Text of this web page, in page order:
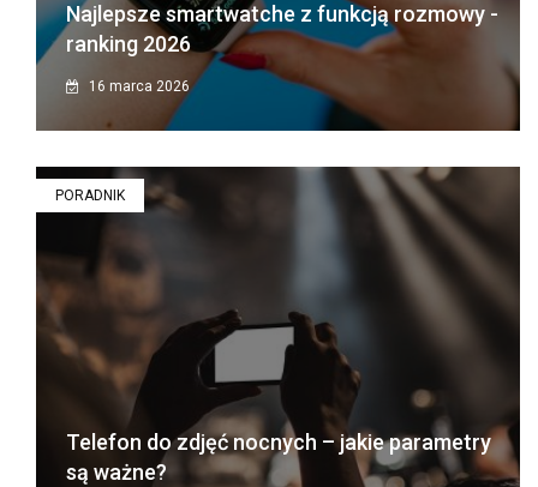
Najlepsze smartwatche z funkcją rozmowy -
ranking 2026
16 marca 2026
PORADNIK
Telefon do zdjęć nocnych – jakie parametry
są ważne?